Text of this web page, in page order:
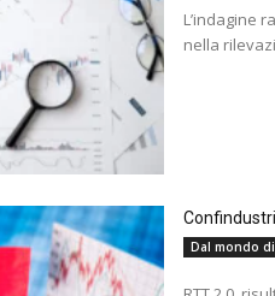
L’indagine
nella
Dal mondo